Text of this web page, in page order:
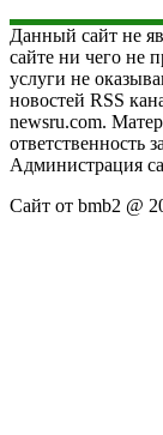
Данный сайт не
сайте ни чего не
услуги не
новостей RSS
newsru.com.
ответственность
Администрация
Сайт от bmb2 @